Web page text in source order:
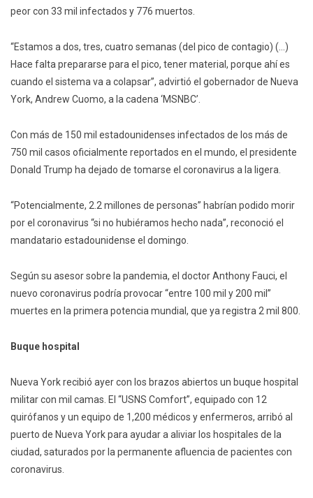
peor con 33 mil infectados y 776 muertos.
“Estamos a dos, tres, cuatro semanas (del pico de contagio) (…)
Hace falta prepararse para el pico, tener material, porque ahí es
cuando el sistema va a colapsar”, advirtió el gobernador de Nueva
York, Andrew Cuomo, a la cadena ‘MSNBC’.
Con más de 150 mil estadounidenses infectados de los más de
750 mil casos oficialmente reportados en el mundo, el presidente
Donald Trump ha dejado de tomarse el coronavirus a la ligera.
“Potencialmente, 2.2 millones de personas” habrían podido morir
por el coronavirus “si no hubiéramos hecho nada”, reconoció el
mandatario estadounidense el domingo.
Según su asesor sobre la pandemia, el doctor Anthony Fauci, el
nuevo coronavirus podría provocar “entre 100 mil y 200 mil”
muertes en la primera potencia mundial, que ya registra 2 mil 800.
Buque hospital
Nueva York recibió ayer con los brazos abiertos un buque hospital
militar con mil camas. El “USNS Comfort”, equipado con 12
quirófanos y un equipo de 1,200 médicos y enfermeros, arribó al
puerto de Nueva York para ayudar a aliviar los hospitales de la
ciudad, saturados por la permanente afluencia de pacientes con
coronavirus.